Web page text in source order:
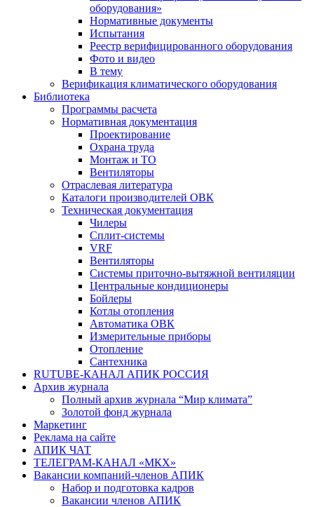
оборудования»
Нормативные документы
Испытания
Реестр верифицированного оборудования
Фото и видео
В тему
Верификация климатического оборудования
Библиотека
Программы расчета
Нормативная документация
Проектирование
Охрана труда
Монтаж и ТО
Вентиляторы
Отраслевая литература
Каталоги производителей ОВК
Техническая документация
Чилеры
Сплит-системы
VRF
Вентиляторы
Системы приточно-вытяжной вентиляции
Центральные кондиционеры
Бойлеры
Котлы отопления
Автоматика ОВК
Измерительные приборы
Отопление
Сантехника
RUTUBE-КАНАЛ АПИК РОССИЯ
Архив журнала
Полный архив журнала “Мир климата”
Золотой фонд журнала
Маркетинг
Реклама на сайте
АПИК ЧАТ
ТЕЛЕГРАМ-КАНАЛ «МКХ»
Вакансии компаний-членов АПИК
Набор и подготовка кадров
Вакансии членов АПИК